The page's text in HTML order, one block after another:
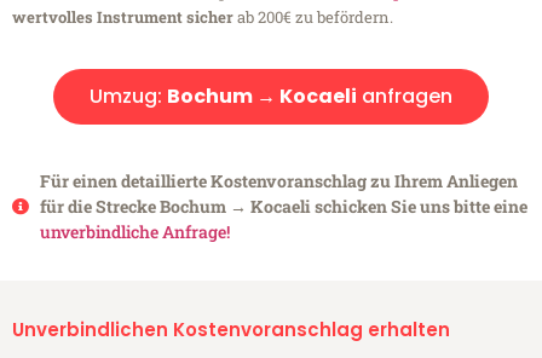
wertvolles Instrument sicherab 200€ zu befördern.
Umzug: Bochum → Kocaeli anfragen
Für einen detaillierte Kostenvoranschlag zu Ihrem Anliegen
für die Strecke Bochum → Kocaeli schicken Sie uns bitte eine
unverbindliche Anfrage!
Unverbindlichen Kostenvoranschlag erhalten